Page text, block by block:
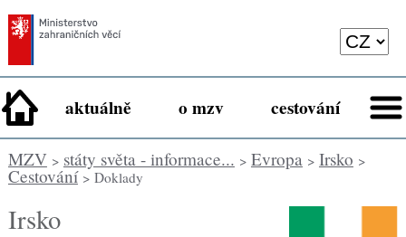
aktuálně o mzv cestování
MZV> státy světa - informace... > Evropa> Irsko >
Cestování> Doklady
Irsko